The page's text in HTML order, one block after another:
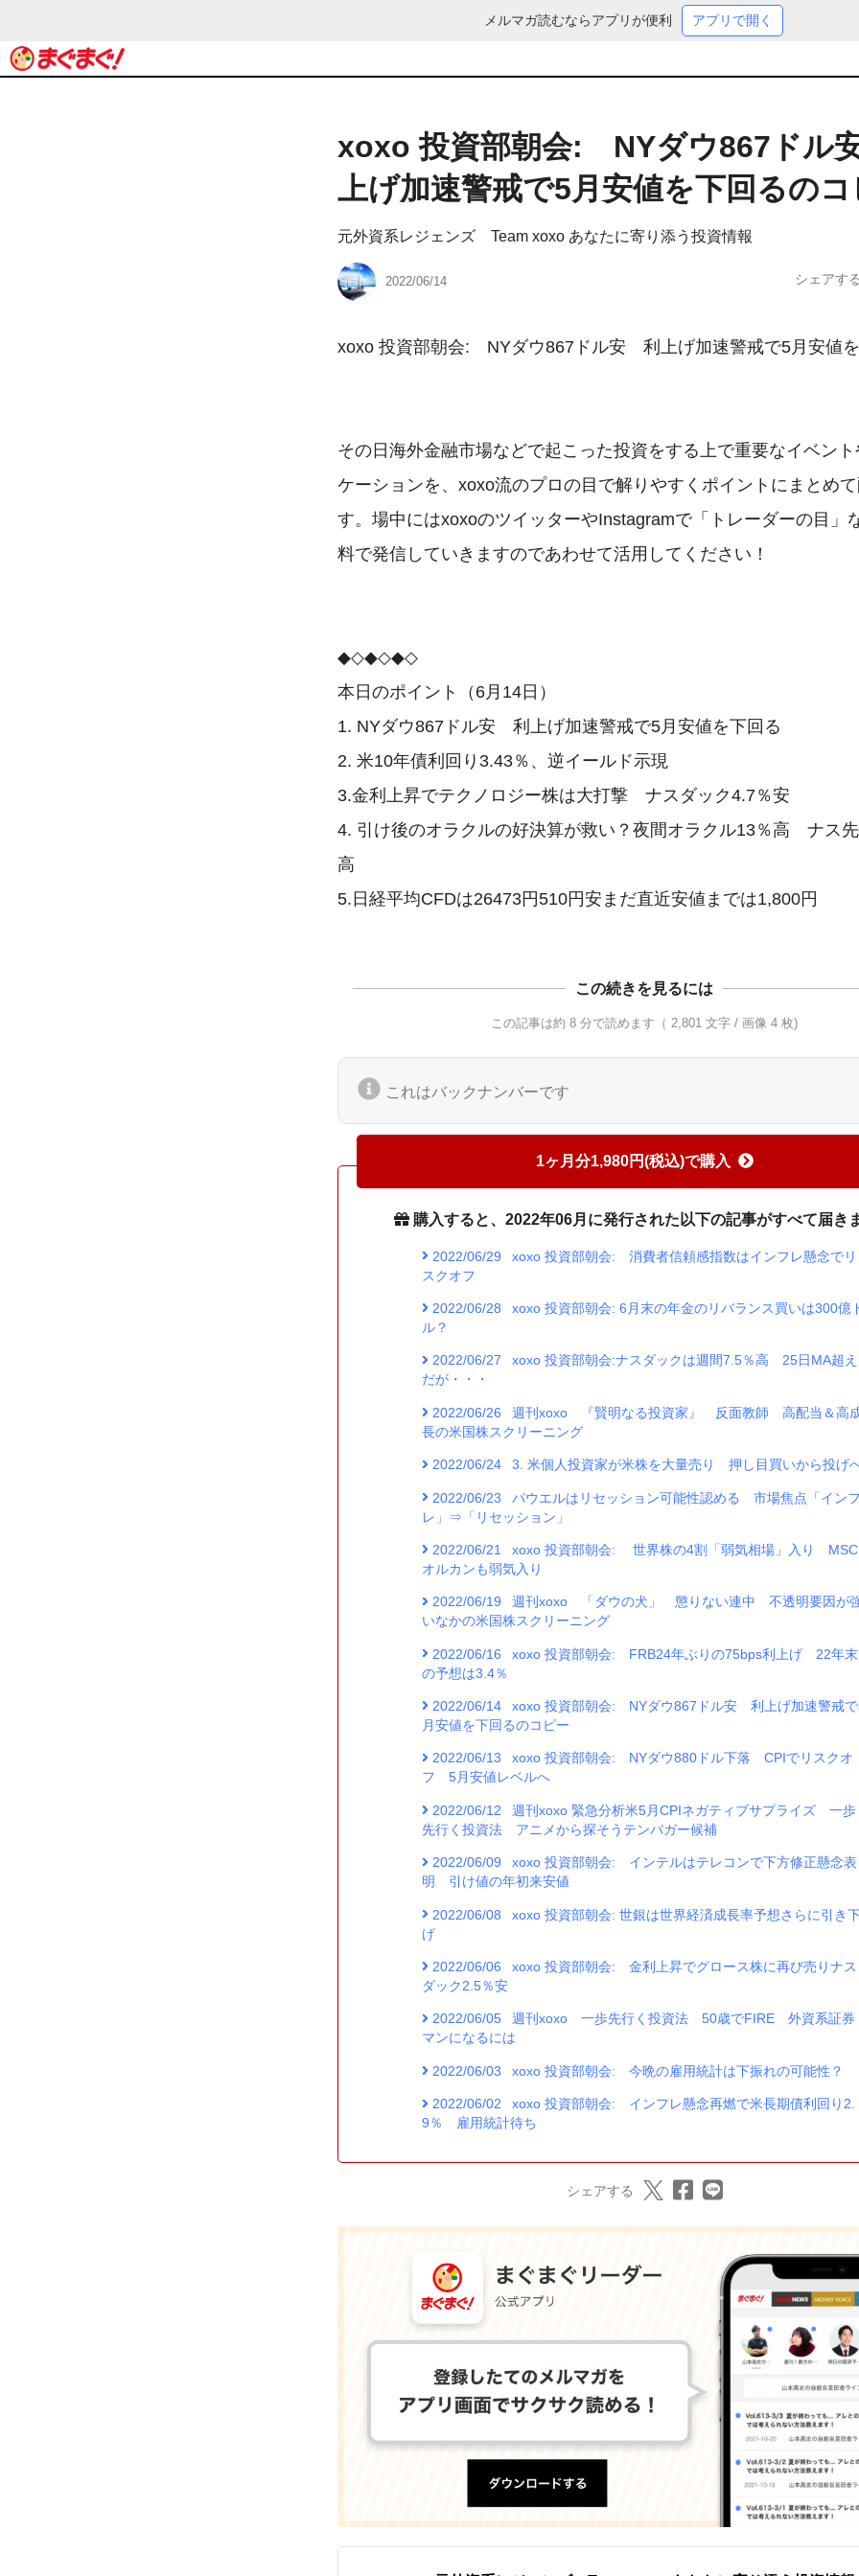
メルマガ読むならアプリが便利 アプリで開く
xoxo 投資部朝会: NYダウ867ドル
上げ加速警戒で5月安値を下回るの
元外資系レジェンズ Team xoxo あなたに寄り添う投資情報
2022/06/14 シェアす
xoxo 投資部朝会:　NYダウ867ドル安　利上げ加速警戒で5月安値
その日海外金融市場などで起こった投資をする上で重要なイベン
ケーションを、xoxo流のプロの目で解りやすくポイントにまとめ
す。場中にはxoxoのツイッターやInstagramで「トレーダーの目」
料で発信していきますのであわせて活用してください！
◆◇◆◇◆◇
本日のポイント（6月14日）
1. NYダウ867ドル安　利上げ加速警戒で5月安値を下回る
2. 米10年債利回り3.43％、逆イールド示現
3.金利上昇でテクノロジー株は大打撃　ナスダック4.7％安
4. 引け後のオラクルの好決算が救い？夜間オラクル13％高　ナス
高
5.日経平均CFDは26473円510円安まだ直近安値までは1,800円
この続きを見るには
この記事は約 8 分で読めます（ 2,801 文字 / 画像 4 枚)
これはバックナンバーです
1ヶ月分1,980円(税込)で購入
購入すると、2022年06月に発行された以下の記事がすべて届き
2022/06/29
xoxo 投資部朝会: 消費者信頼感指数はインフレ懸念でリ
スクオフ
2022/06/28
xoxo 投資部朝会: 6月末の年金のリバランス買いは300億
ル？
2022/06/27
xoxo 投資部朝会:ナスダックは週間7.5％高 25日MA超え
だが・・・
2022/06/26
週刊xoxo 『賢明なる投資家』 反面教師 高配当＆高
長の米国株スクリーニング
2022/06/24 3. 米個人投資家が米株を大量売り 押し目買いから投げ
2022/06/23
パウエルはリセッション可能性認める 市場焦点「イン
レ」⇒「リセッション」
2022/06/21
xoxo 投資部朝会: 世界株の4割「弱気相場」入り
オルカンも弱気入り
2022/06/19
週刊xoxo 「ダウの犬」 懲りない連中 不透明要因が
いなかの米国株スクリーニング
2022/06/16
xoxo 投資部朝会: FRB24年ぶりの75bps利上げ 22年末
の予想は3.4％
2022/06/14
xoxo 投資部朝会: NYダウ867ドル安 利上げ加速警戒
月安値を下回るのコピー
2022/06/13
xoxo 投資部朝会: NYダウ880ドル下落 CPIでリスクオ
フ 5月安値レベルへ
2022/06/12
週刊xoxo 緊急分析米5月CPIネガティブサプライズ 一歩
先行く投資法 アニメから探そうテンバガー候補
2022/06/09
xoxo 投資部朝会: インテルはテレコンで下方修正懸念表
明 引け値の年初来安値
2022/06/08
xoxo 投資部朝会: 世銀は世界経済成長率予想さらに引き
げ
2022/06/06
xoxo 投資部朝会: 金利上昇でグロース株に再び売りナス
ダック2.5％安
2022/06/05
週刊xoxo 一歩先行く投資法 50歳でFIRE 外資系証券
マンになるには
2022/06/03 xoxo 投資部朝会: 今晩の雇用統計は下振れの可能性？
2022/06/02
xoxo 投資部朝会: インフレ懸念再燃で米長期債利回り2.
9％ 雇用統計待ち
シェアする